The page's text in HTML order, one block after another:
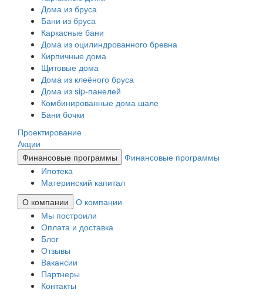
Дома из бруса
Бани из бруса
Каркасные бани
Дома из оцилиндрованного бревна
Кирпичные дома
Щитовые дома
Дома из клеёного бруса
Дома из sip-панелей
Комбинированные дома шале
Бани бочки
Проектирование
Акции
Финансовые программы
Финансовые программы
Ипотека
Материнский капитал
О компании
О компании
Мы построили
Оплата и доставка
Блог
Отзывы
Вакансии
Партнеры
Контакты